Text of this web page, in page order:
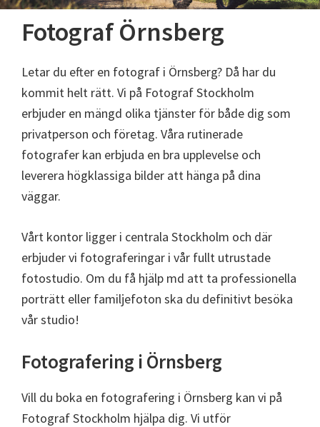
Fotograf Örnsberg
Letar du efter en fotograf i Örnsberg? Då har du
kommit helt rätt. Vi på Fotograf Stockholm
erbjuder en mängd olika tjänster för både dig som
privatperson och företag. Våra rutinerade
fotografer kan erbjuda en bra upplevelse och
leverera högklassiga bilder att hänga på dina
väggar.
Vårt kontor ligger i centrala Stockholm och där
erbjuder vi fotograferingar i vår fullt utrustade
fotostudio. Om du få hjälp md att ta professionella
porträtt eller familjefoton ska du definitivt besöka
vår studio!
Fotografering i Örnsberg
Vill du boka en fotografering i Örnsberg kan vi på
Fotograf Stockholm hjälpa dig. Vi utför